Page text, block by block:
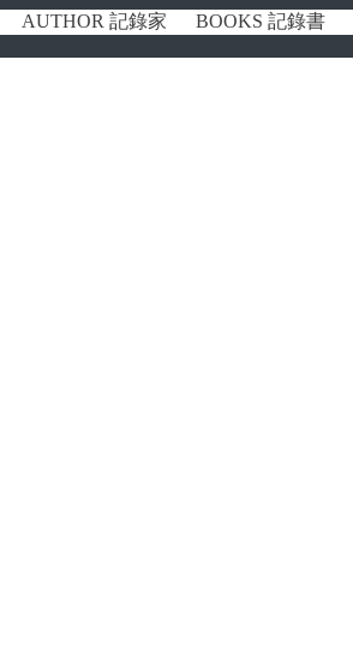
AUTHOR 記錄家 BOOKS 記錄書